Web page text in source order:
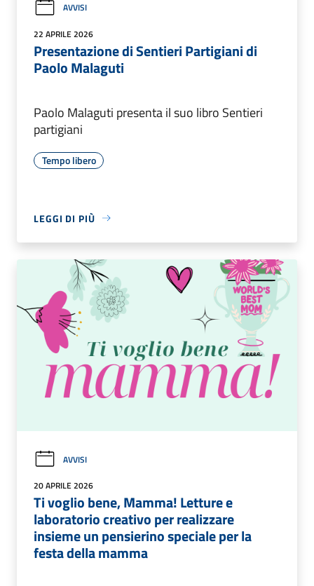
AVVISI
22 APRILE 2026
Presentazione di Sentieri Partigiani di
Paolo Malaguti
Paolo Malaguti presenta il suo libro Sentieri
partigiani
Tempo libero
LEGGI DI PIÙ
AVVISI
20 APRILE 2026
Ti voglio bene, Mamma! Letture e
laboratorio creativo per realizzare
insieme un pensierino speciale per la
festa della mamma